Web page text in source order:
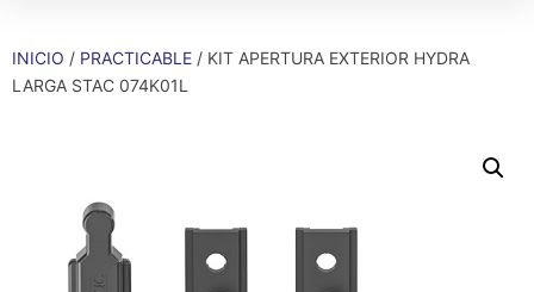
INICIO / PRACTICABLE / KIT APERTURA EXTERIOR HYDRA
LARGA STAC 074K01L